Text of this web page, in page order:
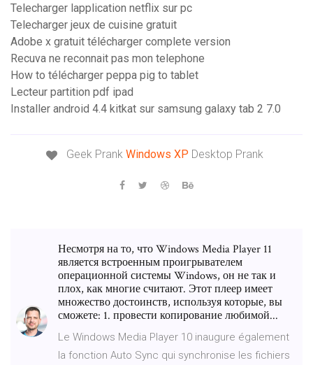
Telecharger lapplication netflix sur pc
Telecharger jeux de cuisine gratuit
Adobe x gratuit télécharger complete version
Recuva ne reconnait pas mon telephone
How to télécharger peppa pig to tablet
Lecteur partition pdf ipad
Installer android 4.4 kitkat sur samsung galaxy tab 2 7.0
Geek Prank Windows XP Desktop Prank
Несмотря на то, что Windows Media Player 11
является встроенным проигрывателем
операционной системы Windows, он не так и
плох, как многие считают. Этот плеер имеет
множество достоинств, используя которые, вы
сможете: 1. провести копирование любимой...
Le Windows Media Player 10 inaugure également
la fonction Auto Sync qui synchronise les fichiers